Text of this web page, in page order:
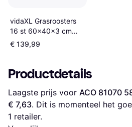
vidaXL Grasroosters
16 st 60x40x3 cm
kunststof groen
€ 139,99
Productdetails
Laagste prijs voor ACO 81070
€ 7,63. Dit is momenteel het
1 retailer.